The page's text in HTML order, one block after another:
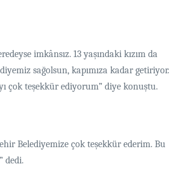
imkânsız. 13 yaşındaki kızım da
sağolsun, kapımıza kadar getiriyor.
çok teşekkür ediyorum” diye konuştu.
Belediyemize çok teşekkür ederim. Bu
dedi.